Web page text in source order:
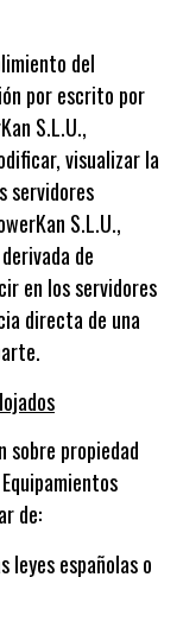
del
por escrito por
S.L.U.,
visualizar la
servidores
S.L.U.,
de
en los servidores
directa de una
sobre propiedad
de:
españolas o